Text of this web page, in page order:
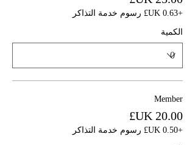
+‏0.63 UK£ رسوم خدمة التذاكر
الكمية
Member
+‏0.50 UK£ رسوم خدمة التذاكر